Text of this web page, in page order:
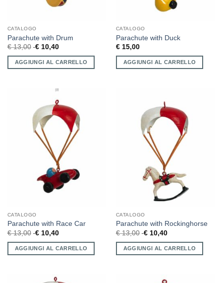
CATALOGO
Parachute with Drum
€13,00 €10,40
AGGIUNGI AL CARRELLO
CATALOGO
Parachute with Duck
€15,00
AGGIUNGI AL CARRELLO
CATALOGO
Parachute with Race Car
€13,00 €10,40
AGGIUNGI AL CARRELLO
CATALOGO
Parachute with Rockinghorse
€13,00 €10,40
AGGIUNGI AL CARRELLO